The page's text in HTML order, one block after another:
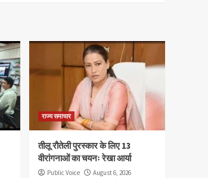
राज्य समाचार
तीलू रौतेली पुरस्कार के लिए 13
वीरांगनाओं का चयनः रेखा आर्या
Public Voice August 6, 2026